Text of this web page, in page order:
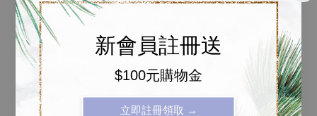
新會員註冊送
$100元購物金
立即註冊領取 →
NT$ 99 - + NT$ 99
NT$ 199
-
上衣
NT$ 99
NT$ 199